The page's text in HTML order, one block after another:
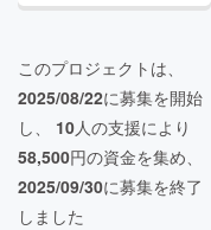
このプロジェクトは、
2025/08/22に募集を開始
し、 10人の支援により
58,500円の資金を集め、
2025/09/30に募集を終了
しました